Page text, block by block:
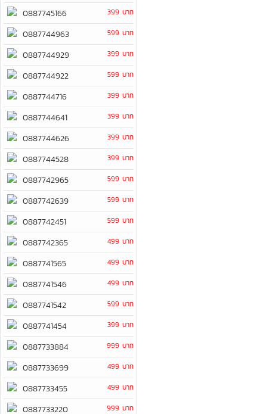
0887745166 399 บาท
0887744963 599 บาท
0887744929 399 บาท
0887744922 599 บาท
0887744716 399 บาท
0887744641 399 บาท
0887744626 399 บาท
0887744528 399 บาท
0887742965 599 บาท
0887742639 599 บาท
0887742451 599 บาท
0887742365 499 บาท
0887741565 499 บาท
0887741546 499 บาท
0887741542 599 บาท
0887741454 399 บาท
0887733884 999 บาท
0887733699 499 บาท
0887733455 499 บาท
0887733220 999 บาท